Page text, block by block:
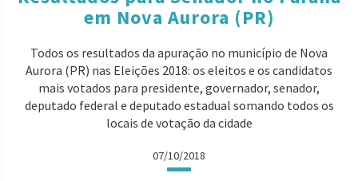
em Nova Aurora (PR)
Todos os resultados da apuração no município de Nova
Aurora (PR) nas Eleições 2018: os eleitos e os candidatos
mais votados para presidente, governador, senador,
deputado federal e deputado estadual somando todos os
locais de votação da cidade
07/10/2018